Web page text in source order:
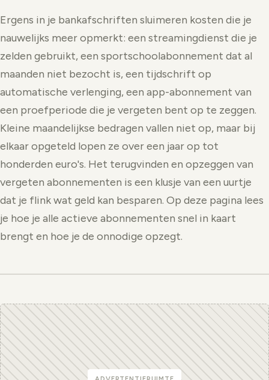
Ergens in je bankafschriften sluimeren kosten die je
nauwelijks meer opmerkt: een streamingdienst die je
zelden gebruikt, een sportschoolabonnement dat al
maanden niet bezocht is, een tijdschrift op
automatische verlenging, een app-abonnement van
een proefperiode die je vergeten bent op te zeggen.
Kleine maandelijkse bedragen vallen niet op, maar bij
elkaar opgeteld lopen ze over een jaar op tot
honderden euro's. Het terugvinden en opzeggen van
vergeten abonnementen is een klusje van een uurtje
dat je flink wat geld kan besparen. Op deze pagina lees
je hoe je alle actieve abonnementen snel in kaart
brengt en hoe je de onnodige opzegt.